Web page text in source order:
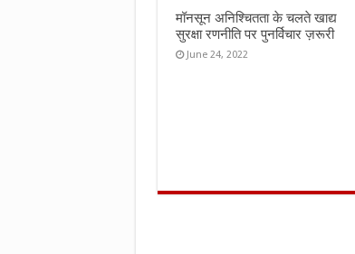
मॉनसून अनिश्चितता के चलते खाद्य
सुरक्षा रणनीति पर पुनर्विचार ज़रूरी
June 24, 2022